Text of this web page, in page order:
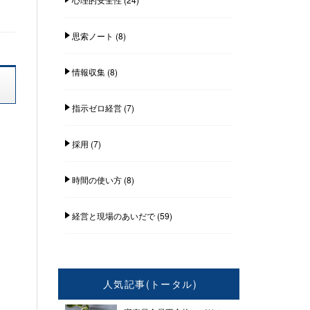
思索ノート (8)
情報収集(8)
指示ゼロ経営(7)
採用 (7)
時間の使い方(8)
経営と現場のあいだで(59)
人気記事(トータル)